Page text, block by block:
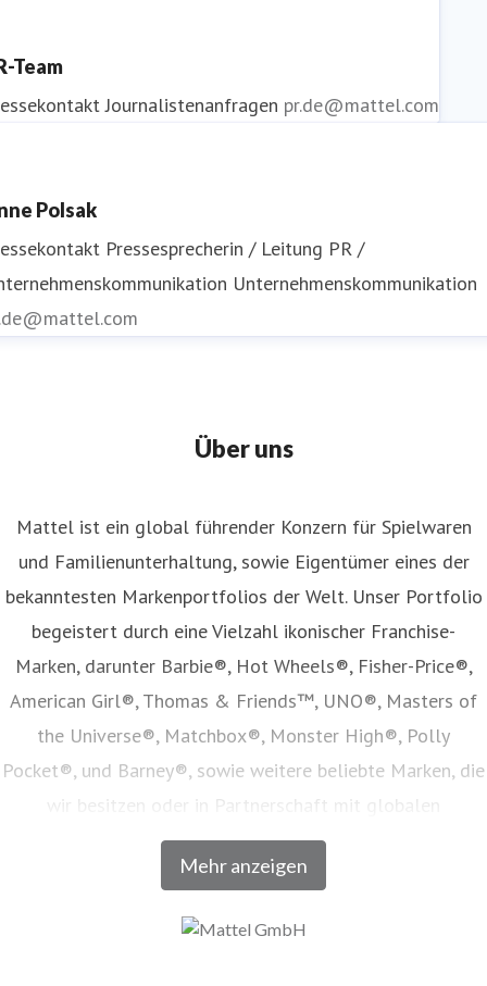
Team
Journalistenanfragen pr.de@mattel.com
Polsak
Pressesprecherin / Leitung PR /
Unternehmenskommunikation
Über uns
Mehr anzeigen
Mattel ist ein global führender Konzern für Spielwaren
und Familienunterhaltung, sowie Eigentümer eines der
bekanntesten Markenportfolios der Welt. Unser Portfolio
begeistert durch eine Vielzahl ikonischer Franchise-
Marken, darunter Barbie®, Hot Wheels®, Fisher-Price®,
American Girl®, Thomas & Friends™, UNO®, Masters of
the Universe®, Matchbox®, Monster High®, Polly
Pocket®, und Barney®, sowie weitere beliebte Marken, die
wir besitzen oder in Partnerschaft mit globalen
Unterhaltungsunternehmen lizenzieren. Unser Angebot
umfasst Spielwaren, Film- und Fernsehinhalte,
in Zusammenarbeit mit den weltweit führenden